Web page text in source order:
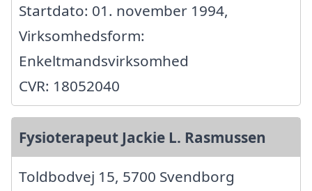
Startdato: 01. november 1994,
Virksomhedsform:
Enkeltmandsvirksomhed
CVR: 18052040
Fysioterapeut Jackie L. Rasmussen
Toldbodvej 15, 5700 Svendborg